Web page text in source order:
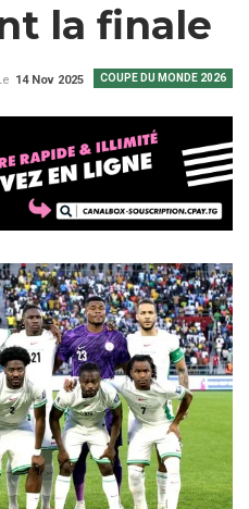
la finale
COUPE DU MONDE 2026
14 Nov 2025